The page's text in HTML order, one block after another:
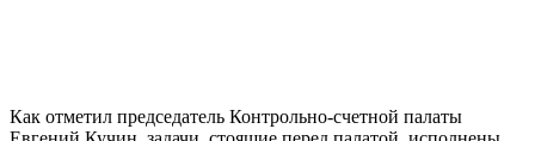
Как отметил председатель Контрольно-счетной палаты